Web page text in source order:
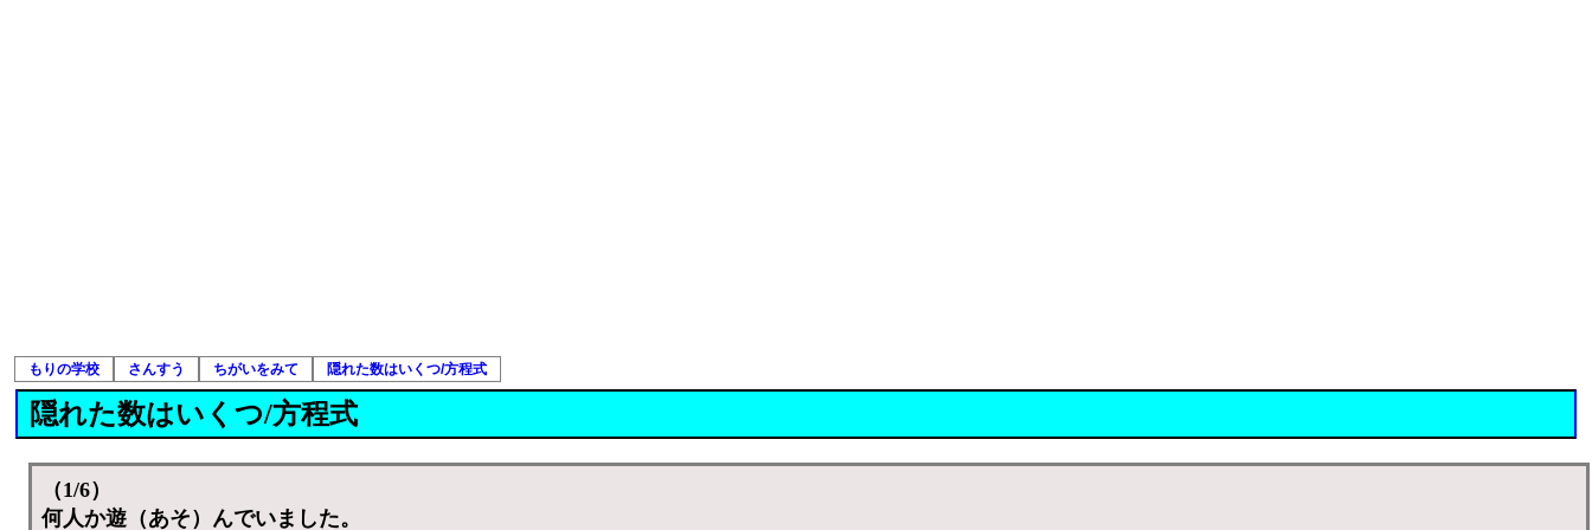
もりの学校 さんすう ちがいをみて 隠れた数はいくつ/方程式
隠れた数はいくつ/方程式
（1/6）
何人か遊（あそ）んでいました。